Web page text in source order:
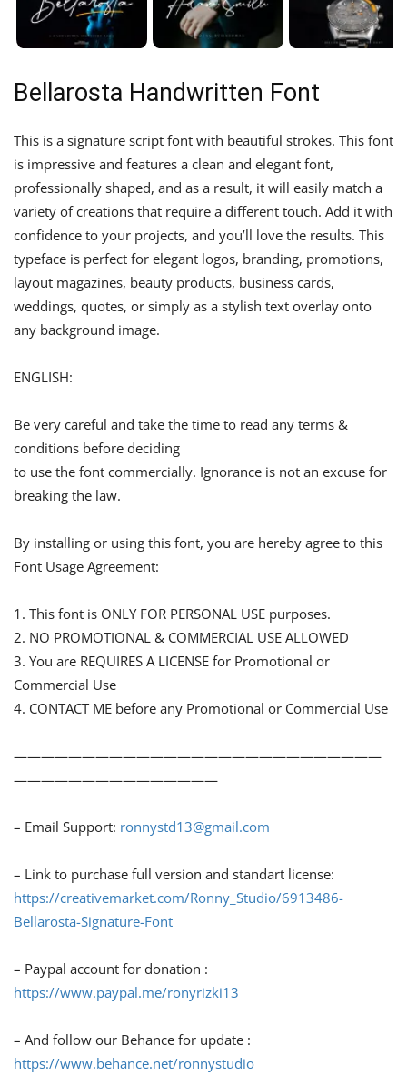
Bellarosta Handwritten Font
This is a signature script font with beautiful strokes. This font
is impressive and features a clean and elegant font,
professionally shaped, and as a result, it will easily match a
variety of creations that require a different touch. Add it with
confidence to your projects, and you’ll love the results. This
typeface is perfect for elegant logos, branding, promotions,
layout magazines, beauty products, business cards,
weddings, quotes, or simply as a stylish text overlay onto
any background image.
ENGLISH:
Be very careful and take the time to read any terms &
conditions before deciding
to use the font commercially. Ignorance is not an excuse for
breaking the law.
By installing or using this font, you are hereby agree to this
Font Usage Agreement:
1. This font is ONLY FOR PERSONAL USE purposes.
2. NO PROMOTIONAL & COMMERCIAL USE ALLOWED
3. You are REQUIRES A LICENSE for Promotional or
Commercial Use
4. CONTACT ME before any Promotional or Commercial Use
———————————————————————————
———————————————
– Email Support: ronnystd13@gmail.com
– Link to purchase full version and standart license:
https://creativemarket.com/Ronny_Studio/6913486-
Bellarosta-Signature-Font
– Paypal account for donation :
https://www.paypal.me/ronyrizki13
– And follow our Behance for update :
https://www.behance.net/ronnystudio